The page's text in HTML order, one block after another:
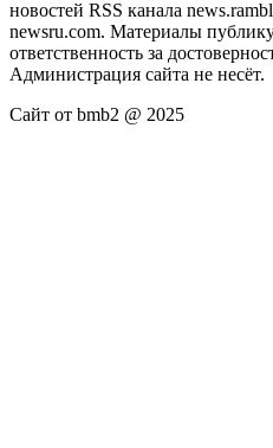
новостей RSS канала
newsru.com. Материалы
ответственность за
Администрация сайта не несёт.
Сайт от bmb2 @ 2025